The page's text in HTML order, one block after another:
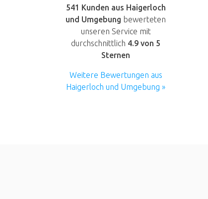
541 Kunden aus Haigerloch
und Umgebung bewerteten
unseren Service mit
durchschnittlich 4.9 von 5
Sternen
Weitere Bewertungen aus
Haigerloch und Umgebung »